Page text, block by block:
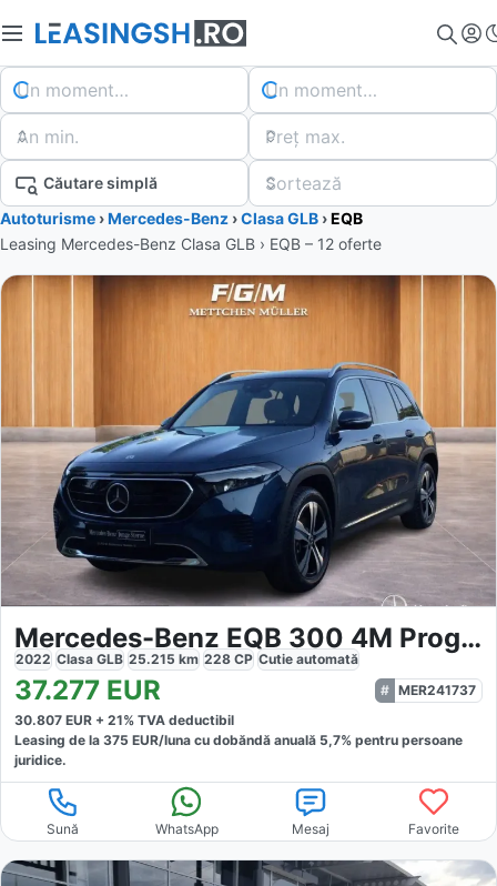
Un moment… Un moment…
An min. Preț max.
Căutare simplă Sortează
Autoturisme ›Mercedes-Benz ›Clasa GLB ›EQB
Leasing Mercedes-Benz Clasa GLB › EQB – 12 oferte
Mercedes-Benz EQB 300 4M Progressive
2022 Clasa GLB 25.215 km 228 CP Cutie automată
37.277 EUR
MER241737
30.807 EUR + 21% TVA deductibil
Leasing de la 375 EUR/luna cu dobăndă anuală 5,7% pentru persoane
juridice.
Sună WhatsApp Mesaj Favorite